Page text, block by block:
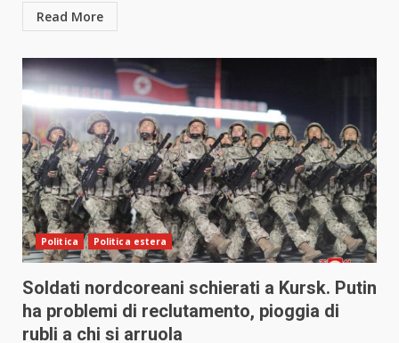
Read More
Politica Politica estera
Soldati nordcoreani schierati a Kursk. Putin
ha problemi di reclutamento, pioggia di
rubli a chi si arruola